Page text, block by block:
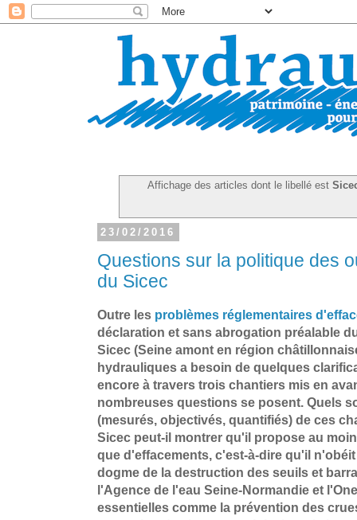
Affichage des articles dont le libellé est
23/02/2016
Questions sur la politique des
du Sicec
Outre les problèmes réglementaires
déclaration et sans abrogation préalable
Sicec (Seine amont en région
hydrauliques a besoin de quelques
encore à travers trois chantiers mis en
nombreuses questions se posent. Quels
(mesurés, objectivés, quantifiés) de ces
Sicec peut-il montrer qu'il propose au
que d'effacements, c'est-à-dire qu'il
dogme de la destruction des seuils et
l'Agence de l'eau Seine-Normandie et
essentielles comme la prévention des